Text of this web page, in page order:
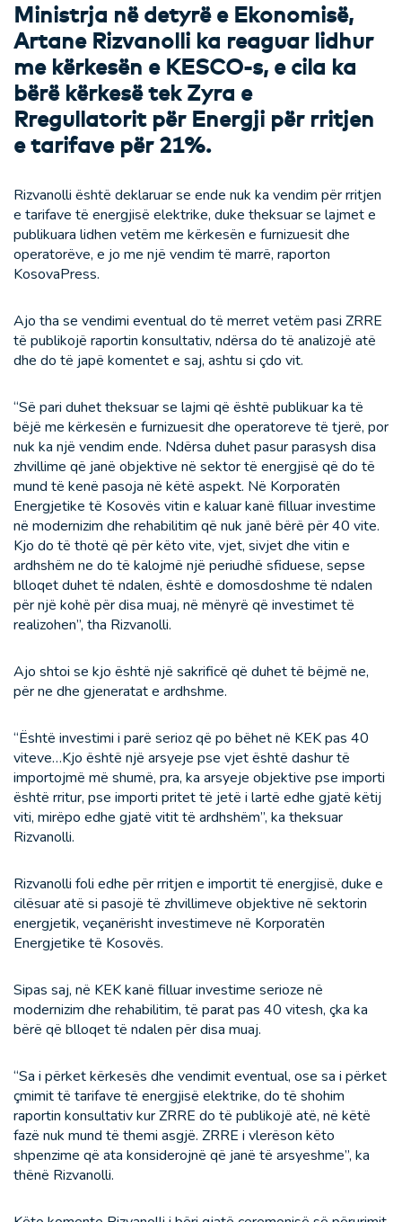
Ministrja në detyrë e Ekonomisë,
Artane Rizvanolli ka reaguar lidhur
me kërkesën e KESCO-s, e cila ka
bërë kërkesë tek Zyra e
Rregullatorit për Energji për rritjen
e tarifave për 21%.
Rizvanolli është deklaruar se ende nuk ka vendim për rritjen
e tarifave të energjisë elektrike, duke theksuar se lajmet e
publikuara lidhen vetëm me kërkesën e furnizuesit dhe
operatorëve, e jo me një vendim të marrë, raporton
KosovaPress.
Ajo tha se vendimi eventual do të merret vetëm pasi ZRRE
të publikojë raportin konsultativ, ndërsa do të analizojë atë
dhe do të japë komentet e saj, ashtu si çdo vit.
“Së pari duhet theksuar se lajmi që është publikuar ka të
bëjë me kërkesën e furnizuesit dhe operatoreve të tjerë, por
nuk ka një vendim ende. Ndërsa duhet pasur parasysh disa
zhvillime që janë objektive në sektor të energjisë që do të
mund të kenë pasoja në këtë aspekt. Në Korporatën
Energjetike të Kosovës vitin e kaluar kanë filluar investime
në modernizim dhe rehabilitim që nuk janë bërë për 40 vite.
Kjo do të thotë që për këto vite, vjet, sivjet dhe vitin e
ardhshëm ne do të kalojmë një periudhë sfiduese, sepse
blloqet duhet të ndalen, është e domosdoshme të ndalen
për një kohë për disa muaj, në mënyrë që investimet të
realizohen”, tha Rizvanolli.
Ajo shtoi se kjo është një sakrificë që duhet të bëjmë ne,
për ne dhe gjeneratat e ardhshme.
“Është investimi i parë serioz që po bëhet në KEK pas 40
viteve…Kjo është një arsyeje pse vjet është dashur të
importojmë më shumë, pra, ka arsyeje objektive pse importi
është rritur, pse importi pritet të jetë i lartë edhe gjatë këtij
viti, mirëpo edhe gjatë vitit të ardhshëm”, ka theksuar
Rizvanolli.
Rizvanolli foli edhe për rritjen e importit të energjisë, duke e
cilësuar atë si pasojë të zhvillimeve objektive në sektorin
energjetik, veçanërisht investimeve në Korporatën
Energjetike të Kosovës.
Sipas saj, në KEK kanë filluar investime serioze në
modernizim dhe rehabilitim, të parat pas 40 vitesh, çka ka
bërë që blloqet të ndalen për disa muaj.
“Sa i përket kërkesës dhe vendimit eventual, ose sa i përket
çmimit të tarifave të energjisë elektrike, do të shohim
raportin konsultativ kur ZRRE do të publikojë atë, në këtë
fazë nuk mund të themi asgjë. ZRRE i vlerëson këto
shpenzime që ata konsiderojnë që janë të arsyeshme”, ka
thënë Rizvanolli.